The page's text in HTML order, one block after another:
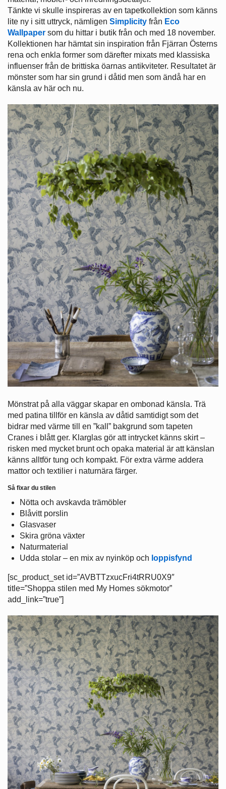
Tänkte vi skulle inspireras av en tapetkollektion som känns
lite ny i sitt uttryck, nämligen Simplicity från Eco
Wallpaper som du hittar i butik från och med 18 november.
Kollektionen har hämtat sin inspiration från Fjärran Österns
rena och enkla former som därefter mixats med klassiska
influenser från de brittiska öarnas antikviteter. Resultatet är
mönster som har sin grund i dåtid men som ändå har en
känsla av här och nu.
Mönstrat på alla väggar skapar en ombonad känsla. Trä
med patina tillför en känsla av dåtid samtidigt som det
bidrar med värme till en ”kall” bakgrund som tapeten
Cranes i blått ger. Klarglas gör att intrycket känns skirt –
risken med mycket brunt och opaka material är att känslan
känns alltför tung och kompakt. För extra värme addera
mattor och textilier i naturnära färger.
Så fixar du stilen
Nötta och avskavda trämöbler
Blåvitt porslin
Glasvaser
Skira gröna växter
Naturmaterial
Udda stolar – en mix av nyinköp och loppisfynd
[sc_product_set id=”AVBTTzxucFri4tRRU0X9″
title=”Shoppa stilen med My Homes sökmotor”
add_link=”true”]